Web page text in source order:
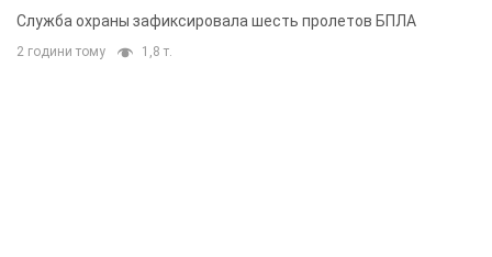
Служба охраны зафиксировала шесть пролетов БПЛА
2 години тому 1,8 т.